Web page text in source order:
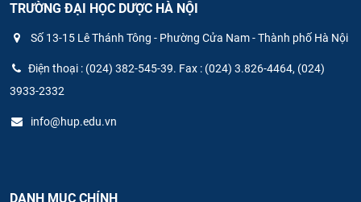
TRƯỜNG ĐẠI HỌC DƯỢC HÀ NỘI
Số 13-15 Lê Thánh Tông - Phường Cửa Nam - Thành phố Hà Nội
Điện thoại : (024) 382-545-39. Fax : (024) 3.826-4464, (024)
3933-2332
info@hup.edu.vn
DANH MỤC CHÍNH